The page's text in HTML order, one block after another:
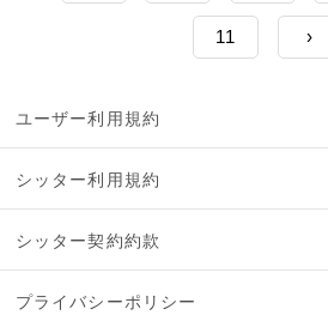
11 ›
ユーザー利用規約
シッター利用規約
シッター契約約款
プライバシーポリシー